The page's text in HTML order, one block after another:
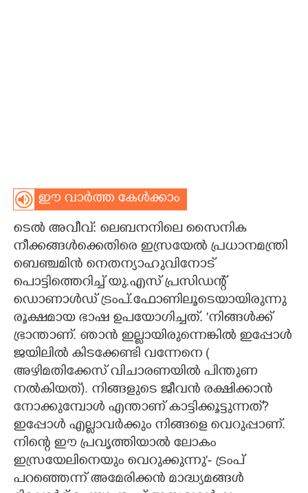
ഈ വാർത്ത കേൾക്കാം
ടെൽ അവീവ്: ലെബനനിലെ സൈനിക
നീക്കങ്ങൾക്കെതിരെ ഇസ്രയേൽ പ്രധാനമന്ത്രി
ബെഞ്ചമിൻ നെതന്യാഹുവിനോട്
പൊട്ടിത്തെറിച്ച് യു.എസ് പ്രസിഡന്റ്
ഡൊണാൾഡ് ട്രംപ്.ഫോണിലൂടെയായിരുന്നു
രൂക്ഷമായ ഭാഷ ഉപയോഗിച്ചത്. "നിങ്ങൾക്ക്
ഭ്രാന്താണ്. ഞാൻ ഇല്ലായിരുന്നെങ്കിൽ ഇപ്പോൾ
ജയിലിൽ കിടക്കേണ്ടി വന്നേനെ (
അഴിമതിക്കേസ് വിചാരണയിൽ പിന്തുണ
നൽകിയത്). നിങ്ങളുടെ ജീവൻ രക്ഷിക്കാൻ
നോക്കുമ്പോൾ എന്താണ് കാട്ടിക്കൂട്ടുന്നത്?
ഇപ്പോൾ എല്ലാവർക്കും നിങ്ങളെ വെറുപ്പാണ്.
നിന്റെ ഈ പ്രവൃത്തിയാൽ ലോകം
ഇസ്രയേലിനെയും വെറുക്കുന്നു"- ട്രംപ്
പറഞ്ഞെന്ന് അമേരിക്കൻ മാദ്ധ്യമങ്ങൾ